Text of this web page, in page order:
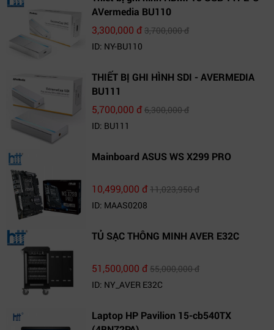
AVermedia BU110
3,300,000 đ3,700,000 đ
ID: NY-BU110
THIẾT BỊ GHI HÌNH SDI - AVERMEDIA
BU111
5,700,000 đ6,300,000 đ
ID: BU111
Mainboard ASUS WS X299 PRO
10,499,000 đ11,023,950 đ
ID: MAAS0208
TỦ SẠC THÔNG MINH AVER E32C
51,500,000 đ55,000,000 đ
ID: NY_AVER E32C
Laptop HP Pavilion 15-cb540TX